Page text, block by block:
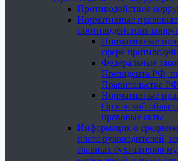
Противодействие
Нормативные
противодействия
Нормативные
сфере
Федеральные
Президента РФ,
Правительства РФ
Нормативные
Орловской
правовые акты
Информация о
плате руководителей,
главных бухгалтеров